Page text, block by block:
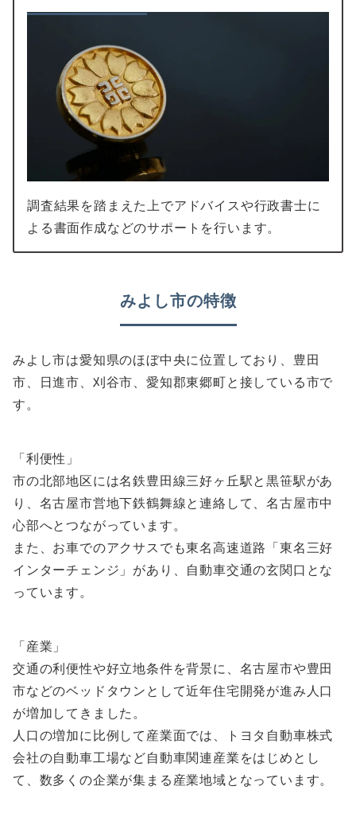
調査結果を踏まえた上でアドバイスや行政書士に
よる書面作成などのサポートを行います。
みよし市の特徴
みよし市は愛知県のほぼ中央に位置しており、豊田
市、日進市、刈谷市、愛知郡東郷町と接している市で
す。
「利便性」
市の北部地区には名鉄豊田線三好ヶ丘駅と黒笹駅があ
り、名古屋市営地下鉄鶴舞線と連絡して、名古屋市中
心部へとつながっています。
また、お車でのアクサスでも東名高速道路「東名三好
インターチェンジ」があり、自動車交通の玄関口とな
っています。
「産業」
交通の利便性や好立地条件を背景に、名古屋市や豊田
市などのベッドタウンとして近年住宅開発が進み人口
が増加してきました。
人口の増加に比例して産業面では、トヨタ自動車株式
会社の自動車工場など自動車関連産業をはじめとし
て、数多くの企業が集まる産業地域となっています。